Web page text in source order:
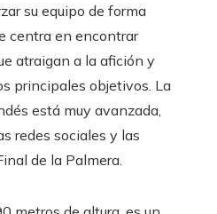
su equipo de forma
centra en encontrar
atraigan a la afición y
principales objetivos. La
está muy avanzada,
redes sociales y las
de la Palmera.